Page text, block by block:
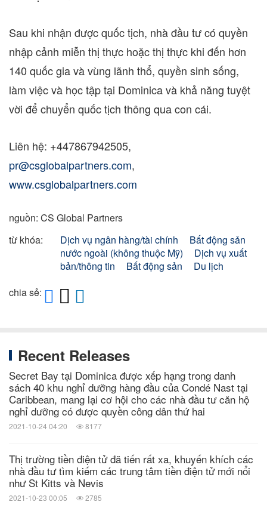
Sau khi nhận được quốc tịch, nhà đầu tư có quyền
nhập cảnh miễn thị thực hoặc thị thực khi đến hơn
140 quốc gia và vùng lãnh thổ, quyền sinh sống,
làm việc và học tập tại Dominicavà khả năng tuyệt
vời để chuyển quốc tịch thông qua con cái.
Liên hệ: +447867942505,
pr@csglobalpartners.com,
www.csglobalpartners.com
nguồn: CS Global Partners
từ khóa:
Dịch vụ ngân hàng/tài chính
Bất động sản
nước ngoài (không thuộc Mỹ)
Dịch vụ xuất
bản/thông tin
Bất động sản
Du lịch
chia sẻ:
Recent Releases
Secret Bay tại Dominica được xếp hạng trong danh
sách 40 khu nghỉ dưỡng hàng đầu của Condé Nast tại
Caribbean, mang lại cơ hội cho các nhà đầu tư căn hộ
nghỉ dưỡng có được quyền công dân thứ hai
2021-10-24 04:20 8177
Thị trường tiền điện tử đã tiến rất xa, khuyến khích các
nhà đầu tư tìm kiếm các trung tâm tiền điện tử mới nổi
như St Kitts và Nevis
2021-10-23 00:05 2785